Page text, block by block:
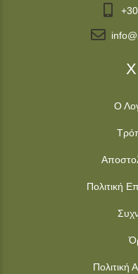
Ο
Πολιτική
Πολιτική